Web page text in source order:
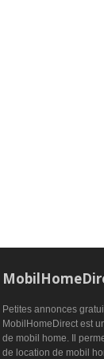
Petites annonces
MobilHomeDirect est
de mobil home. Il
de location de mobil